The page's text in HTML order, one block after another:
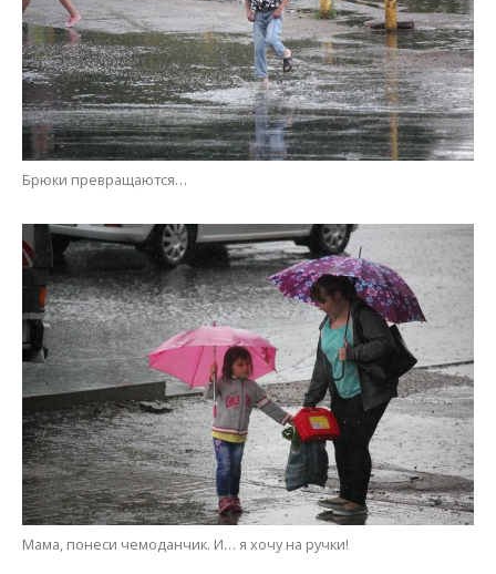
Мама, понеси чемоданчик. И… я хочу на ручки!